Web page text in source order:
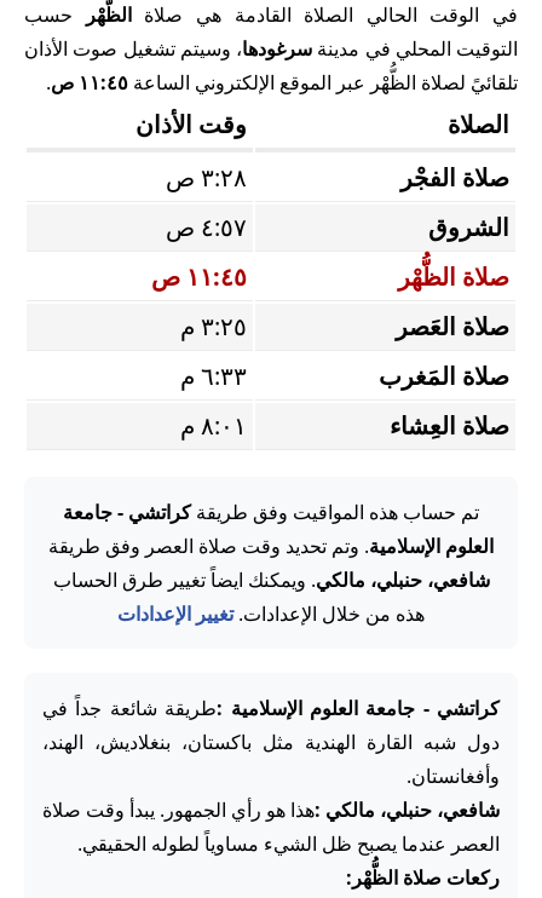
في الوقت الحالي الصلاة القادمة هي صلاةالظُّهْر
حسب
التوقيت المحلي في مدينة سرغودها، وسيتم تشغيل صوت الأذان
تلقائيً لصلاة الظُّهْر عبر الموقع الإلكتروني الساعة ١١:٤٥ ص .
الصلاة
وقت الأذان
صلاة الفجْر
٣:٢٨ ص
الشروق
٤:٥٧ ص
صلاة الظُّهْر
١١:٤٥ ص
صلاة العَصر
٣:٢٥ م
صلاة المَغرب
٦:٣٣ م
صلاة العِشاء
٨:٠١ م
تم حساب هذه المواقيت وفق طريقةكراتشي - جامعة
العلوم الإسلامية. وتم تحديد وقت صلاة العصر وفق طريقة
شافعي، حنبلي، مالكي. ويمكنك ايضاً تغيير طرق الحساب
هذه من خلال الإعدادات.تغيير الإعدادات
كراتشي - جامعة العلوم الإسلامية :طريقة شائعة جداً في
دول شبه القارة الهندية مثل باكستان، بنغلاديش، الهند،
وأفغانستان.
شافعي، حنبلي، مالكي :هذا هو رأي الجمهور. يبدأ وقت صلاة
العصر عندما يصبح ظل الشيء مساوياً لطوله الحقيقي.
ركعات صلاة الظُّهْر: